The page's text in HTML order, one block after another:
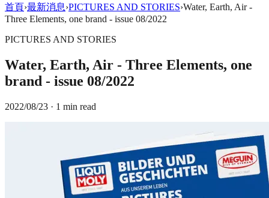
首頁›最新消息›PICTURES AND STORIES›Water, Earth, Air -
Three Elements, one brand - issue 08/2022
PICTURES AND STORIES
Water, Earth, Air - Three Elements, one
brand - issue 08/2022
2022/08/23 · 1 min read